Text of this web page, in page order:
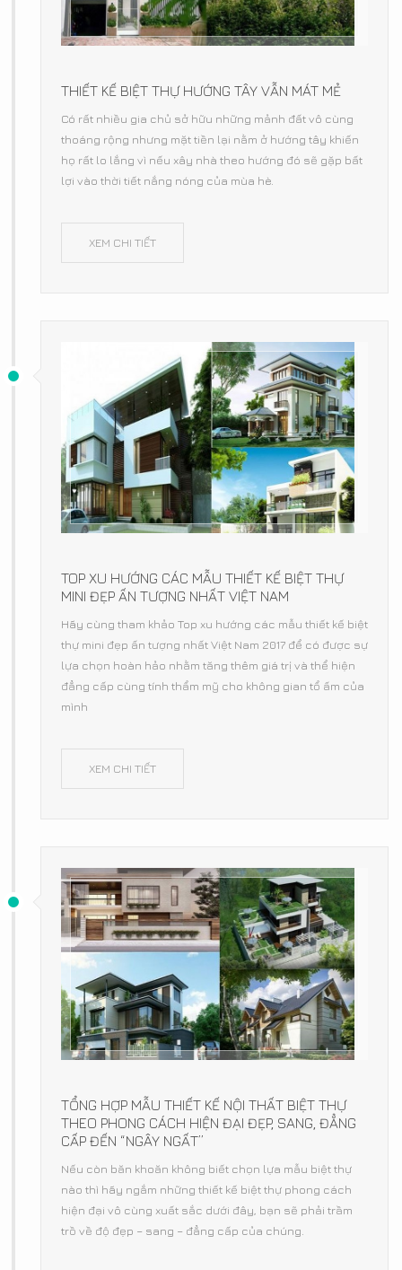
THIẾT KẾ BIỆT THỰ HƯỚNG TÂY VẪN MÁT MẺ
Có rất nhiều gia chủ sở hữu những mảnh đất vô cùng
thoáng rộng nhưng mặt tiền lại nằm ở hướng tây khiến
họ rất lo lắng vì nếu xây nhà theo hướng đó sẽ gặp bất
lợi vào thời tiết nắng nóng của mùa hè.
XEM CHI TIẾT
TOP XU HƯỚNG CÁC MẪU THIẾT KẾ BIỆT THỰ
MINI ĐẸP ẤN TƯỢNG NHẤT VIỆT NAM
Hãy cùng tham khảo Top xu hướng các mẫu thiết kế biệt
thự mini đẹp ấn tượng nhất Việt Nam 2017 để có được sự
lựa chọn hoàn hảo nhằm tăng thêm giá trị và thể hiện
đẳng cấp cùng tính thẩm mỹ cho không gian tổ ấm của
mình
XEM CHI TIẾT
TỔNG HỢP MẪU THIẾT KẾ NỘI THẤT BIỆT THỰ
THEO PHONG CÁCH HIỆN ĐẠI ĐẸP, SANG, ĐẲNG
CẤP ĐẾN “NGÂY NGẤT”
Nếu còn băn khoăn không biết chọn lựa mẫu biệt thự
nào thì hãy ngắm những thiết kế biệt thự phong cách
hiện đại vô cùng xuất sắc dưới đây, bạn sẽ phải trầm
trồ về độ đẹp – sang – đẳng cấp của chúng.